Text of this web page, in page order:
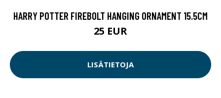
HARRY POTTER FIREBOLT HANGING ORNAMENT 15.5CM
25 EUR
LISÄTIETOJA